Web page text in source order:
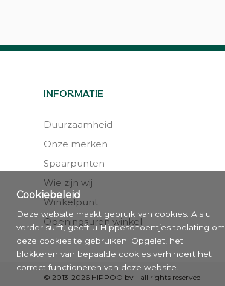
INFORMATIE
Duurzaamheid
Onze merken
Spaarpunten
Wie zijn wij
Winkelpunt
Openingsuren winkel
© 2013-2026 HIPPOO bv - all rights reserved
Cookiebeleid
Deze website maakt gebruik van cookies. Als u
verder surft, geeft u Hippeschoentjes toelating om
deze cookies te gebruiken. Opgelet, het
blokkeren van bepaalde cookies verhindert het
correct functioneren van deze website.